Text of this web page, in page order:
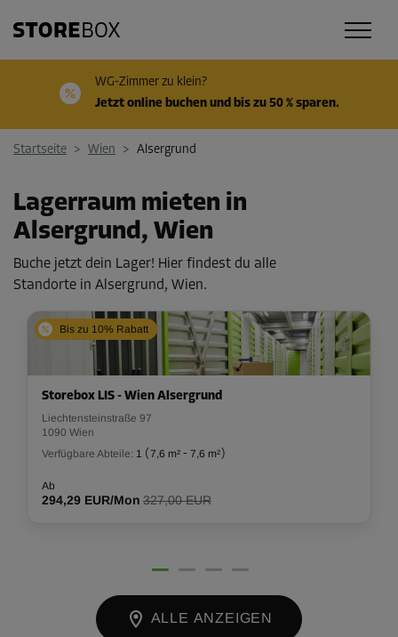
WG-Zimmer zu klein?
Jetzt online buchen und bis zu 50 % sparen.
Startseite > Wien > Alsergrund
Lagerraum mieten in
Alsergrund, Wien
Buche jetzt dein Lager! Hier findest du alle
Standorte in Alsergrund, Wien.
Bis zu 10% Rabatt
Storebox LIS - Wien Alsergrund
Liechtensteinstraße 97
1090 Wien
Verfügbare Abteile: 1 (7,6 m² - 7,6 m²)
Ab
294,29 EUR/Mon 327,00 EUR
ALLE ANZEIGEN